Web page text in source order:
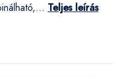
Teljes leírás